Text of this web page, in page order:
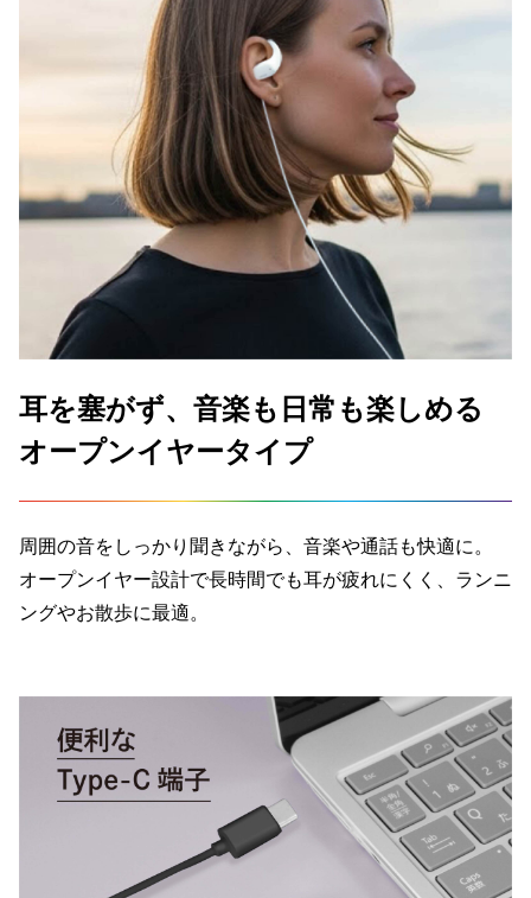
耳を塞がず、音楽も日常も楽しめる
オープンイヤータイプ
周囲の音をしっかり聞きながら、音楽や通話も快適に。
オープンイヤー設計で長時間でも耳が疲れにくく、ランニ
ングやお散歩に最適。